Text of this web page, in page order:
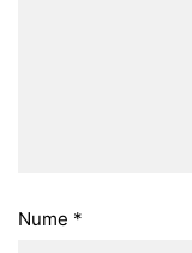
Nume *